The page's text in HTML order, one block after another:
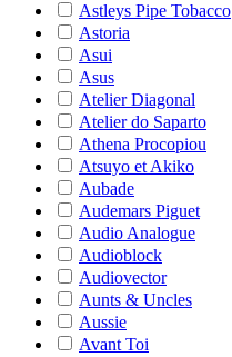
Astleys Pipe Tobacco
Astoria
Asui
Asus
Atelier Diagonal
Atelier do Saparto
Athena Procopiou
Atsuyo et Akiko
Aubade
Audemars Piguet
Audio Analogue
Audioblock
Audiovector
Aunts & Uncles
Aussie
Avant Toi